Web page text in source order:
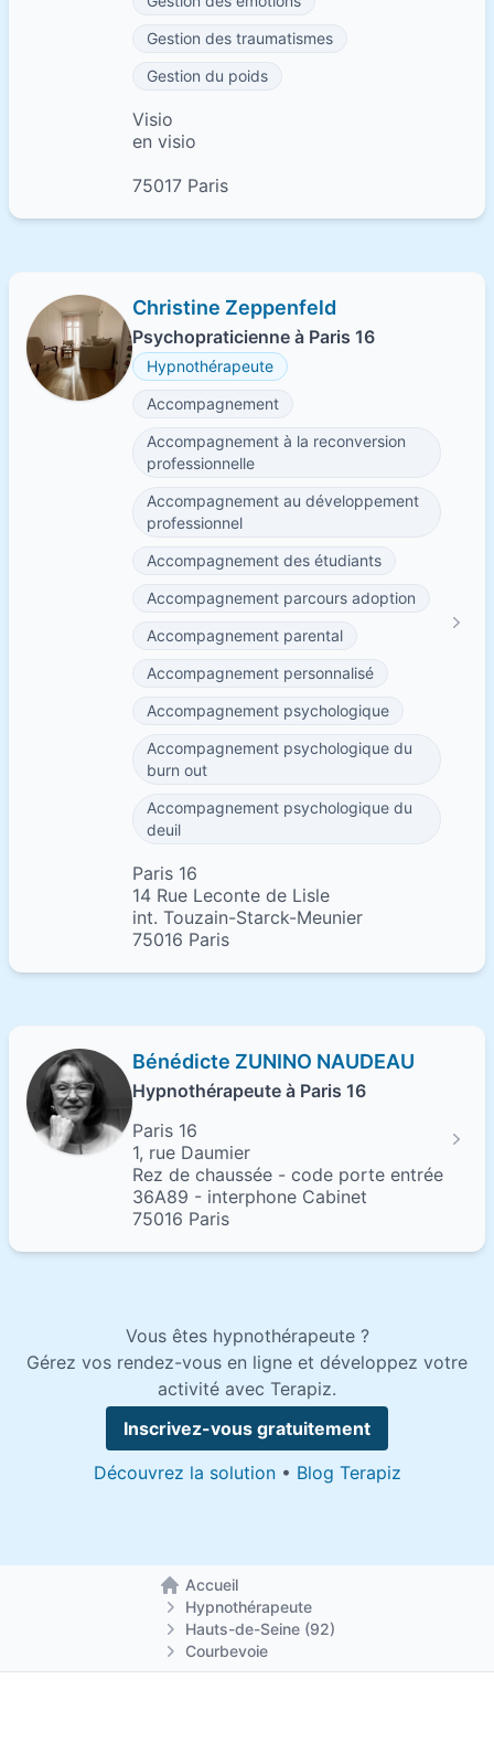
Gestion des traumatismes
Gestion du poids
Visio
en visio
75017 Paris
Christine Zeppenfeld
Psychopraticienne à Paris 16
Hypnothérapeute
Accompagnement
Accompagnement à la reconversion
professionnelle
Accompagnement au développement
professionnel
Accompagnement des étudiants
Accompagnement parcours adoption
Accompagnement parental
Accompagnement personnalisé
Accompagnement psychologique
Accompagnement psychologique du
burn out
Accompagnement psychologique du
deuil
Paris 16
14 Rue Leconte de Lisle
int. Touzain-Starck-Meunier
75016 Paris
Bénédicte ZUNINO NAUDEAU
Hypnothérapeute à Paris 16
Paris 16
1, rue Daumier
Rez de chaussée - code porte entrée
36A89 - interphone Cabinet
75016 Paris
Vous êtes hypnothérapeute ?
Gérez vos rendez-vous en ligne et développez votre
activité avec Terapiz.
Inscrivez-vous gratuitement
Découvrez la solution• Blog Terapiz
Accueil
Retour à la page d'accueil
Hypnothérapeute
Hauts-de-Seine (92)
Courbevoie